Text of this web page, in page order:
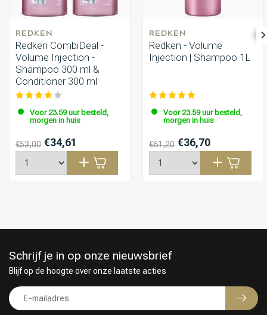
REDKEN
Redken CombiDeal -
Volume Injection -
Shampoo 300 ml &
Conditioner 300 ml
Voor 23.59 uur besteld,
morgen in huis
€53,00 €34,61
REDKEN
Redken - Volume
Injection | Shampoo 1L
Voor 23.59 uur besteld,
morgen in huis
€61,20 €36,70
Schrijf je in op onze nieuwsbrief
Blijf op de hoogte over onze laatste acties